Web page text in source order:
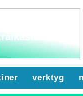
verktyg